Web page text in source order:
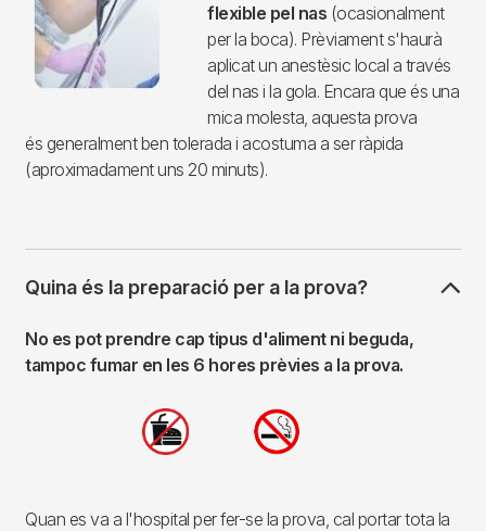
flexible pel nas (ocasionalment
per la boca). Prèviament s'haurà
aplicat un anestèsic local a través
del nas i la gola. Encara que és una
mica molesta, aquesta prova
és generalment ben tolerada i acostuma a ser ràpida
(aproximadament uns 20 minuts).
Quina és la preparació per a la prova?
No es pot prendre cap tipus d'aliment ni beguda,
tampoc fumar en les 6 hores prèvies a la prova.
Quan es va a l'hospital per fer-se la prova, cal portar tota la